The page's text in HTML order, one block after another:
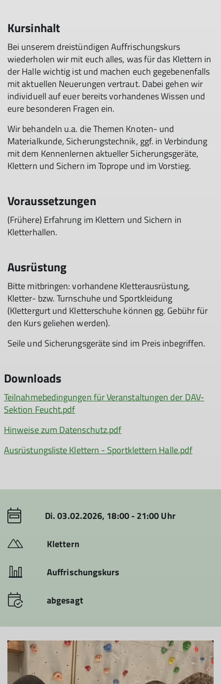
Kursinhalt
Bei unserem dreistündigen Auffrischungskurs
wiederholen wir mit euch alles, was für das Klettern in
der Halle wichtig ist und machen euch gegebenenfalls
mit aktuellen Neuerungen vertraut. Dabei gehen wir
individuell auf euer bereits vorhandenes Wissen und
eure besonderen Fragen ein.
Wir behandeln u.a. die Themen Knoten- und
Materialkunde, Sicherungstechnik, ggf. in Verbindung
mit dem Kennenlernen aktueller Sicherungsgeräte,
Klettern und Sichern im Toprope und im Vorstieg.
Voraussetzungen
(Frühere) Erfahrung im Klettern und Sichern in
Kletterhallen.
Ausrüstung
Bitte mitbringen: vorhandene Kletterausrüstung,
Kletter- bzw. Turnschuhe und Sportkleidung
(Klettergurt und Kletterschuhe können gg. Gebühr für
den Kurs geliehen werden).
Seile und Sicherungsgeräte sind im Preis inbegriffen.
Downloads
Teilnahmebedingungen für Veranstaltungen der DAV-
Sektion Feucht.pdf
Hinweise zum Datenschutz.pdf
Ausrüstungsliste Klettern - Sportklettern Halle.pdf
Di. 03.02.2026, 18:00 - 21:00 Uhr
Klettern
Auffrischungskurs
abgesagt
© DAV Feucht